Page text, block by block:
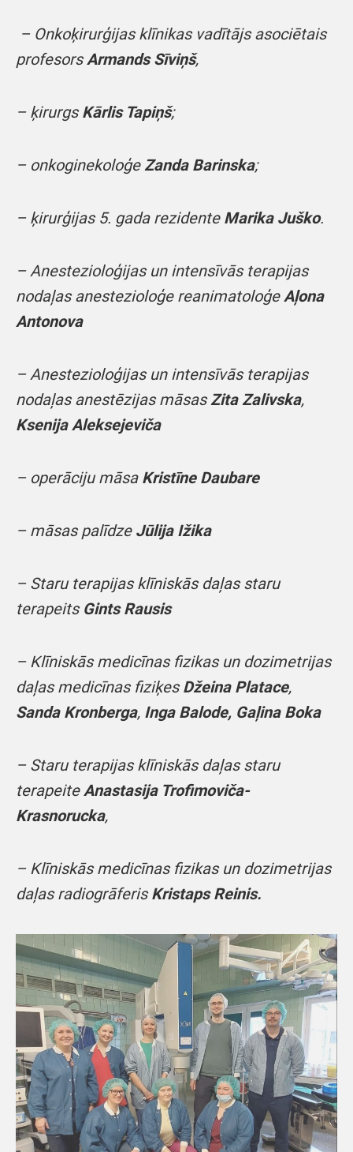
– Onkoķirurģijas klīnikas vadītājsasociētais
profesorsArmands Sīviņš,
– ķirurgsKārlis Tapiņš;
– onkoginekoloģeZanda Barinska;
– ķirurģijas 5. gada rezidente Marika Juško.
– Anestezioloģijas un intensīvās terapijas
nodaļas anestezioloģe reanimatoloģeAļona
Antonova
–Anestezioloģijas un intensīvās terapijas
nodaļas anestēzijas māsasZita Zalivska,
Ksenija Aleksejeviča
– operāciju māsa Kristīne Daubare
– māsas palīdze Jūlija Ižika
– Staru terapijas klīniskās daļas staru
terapeits Gints Rausis
– Klīniskās medicīnas fizikas un dozimetrijas
daļas medicīnas fiziķesDžeina Platace,
Sanda Kronberga, Inga Balode, Gaļina Boka
– Staru terapijas klīniskās daļas staru
terapeiteAnastasija Trofimoviča-
Krasnorucka,
– Klīniskās medicīnas fizikas un dozimetrijas
daļas radiogrāferisKristaps Reinis.